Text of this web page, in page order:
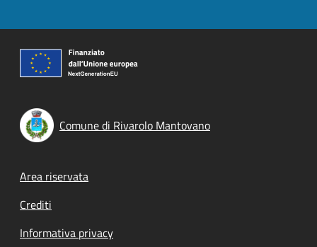
Comune di Rivarolo Mantovano
Footer menu
Area riservata
Crediti
Informativa privacy